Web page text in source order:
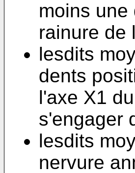
moins une
rainure de
lesdits
dents
l'axe X1
s'engager
lesdits
nervure